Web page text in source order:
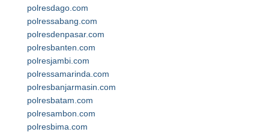
polresdago.com
polressabang.com
polresdenpasar.com
polresbanten.com
polresjambi.com
polressamarinda.com
polresbanjarmasin.com
polresbatam.com
polresambon.com
polresbima.com